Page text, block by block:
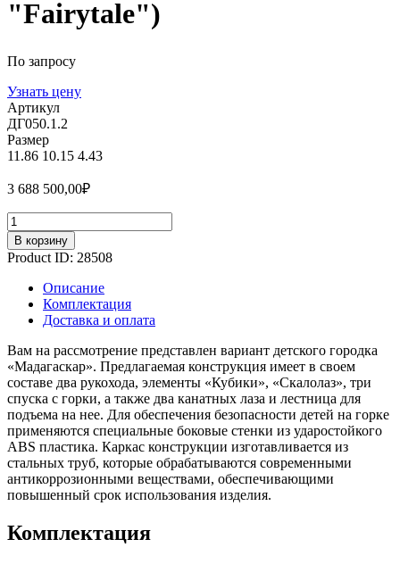
"Fairytale")
По запросу
Узнать цену
Артикул
ДГ050.1.2
Размер
11.86 10.15 4.43
3 688 500,00₽
Количество
В корзину
Product ID: 28508
Описание
Комплектация
Доставка и оплата
Вам на рассмотрение представлен вариант детского городка
«Мадагаскар». Предлагаемая конструкция имеет в своем
составе два рукохода, элементы «Кубики», «Скалолаз», три
спуска с горки, а также два канатных лаза и лестница для
подъема на нее. Для обеспечения безопасности детей на горке
применяются специальные боковые стенки из ударостойкого
АBS пластика. Каркас конструкции изготавливается из
стальных труб, которые обрабатываются современными
антикоррозионными веществами, обеспечивающими
повышенный срок использования изделия.
Комплектация